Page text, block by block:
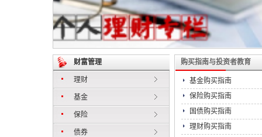
财富管理
理财
基金
保险
债券
购买指南与投资者教育
基金购买指南
保险购买指南
国债购买指南
理财购买指南